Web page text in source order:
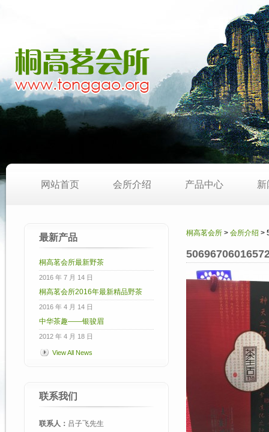
网站首页 会所介绍 产品中心 新
桐高茗会所 > 会所介绍 >
最新产品
桐高茗会所最新野茶
2016 年 7 月 14 日
桐高茗会所2016年最新精品野茶
2016 年 4 月 14 日
中华茶趣——银骏眉
2012 年 4 月 18 日
View All News
联系我们
联系人： 吕子飞先生